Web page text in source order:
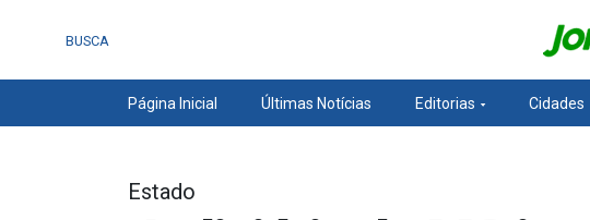
BUSCA
Página Inicial Últimas Notícias Editorias Cidades
Estado